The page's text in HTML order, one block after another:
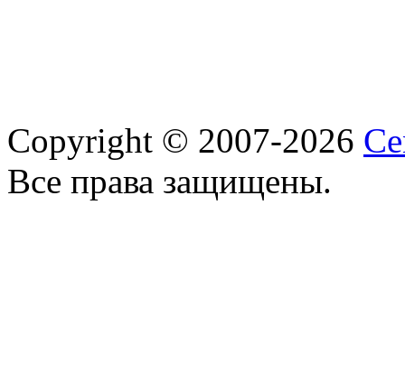
Copyright © 2007-2026
Все права защищены.